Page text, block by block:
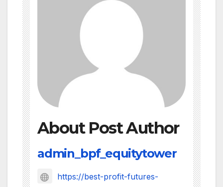
About Post Author
admin_bpf_equitytower
https://best-profit-futures-